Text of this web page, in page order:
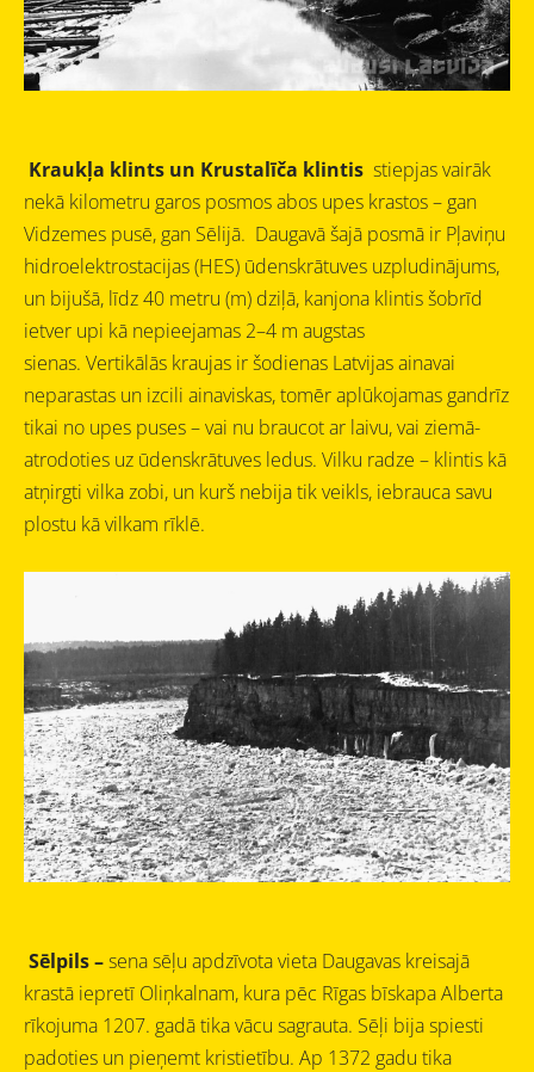
Kraukļa klints un Krustalīča klintis stiepjas vairāk
nekā kilometru garos posmos abos upes krastos – gan
Vidzemes pusē, gan Sēlijā. Daugavā šajā posmā ir Pļaviņu
hidroelektrostacijas (HES) ūdenskrātuves uzpludinājums,
un bijušā, līdz 40 metru (m) dziļā, kanjona klintis šobrīd
ietver upi kā nepieejamas 2–4 m augstas
sienas. Vertikālās kraujas ir šodienas Latvijas ainavai
neparastas un izcili ainaviskas, tomēr aplūkojamas gandrīz
tikai no upes puses – vai nu braucot ar laivu, vai ziemā-
atrodoties uz ūdenskrātuves ledus. Vilku radze – klintis kā
atņirgti vilka zobi, un kurš nebija tik veikls, iebrauca savu
plostu kā vilkam rīklē.
Sēlpils –sena sēļu apdzīvota vieta Daugavas kreisajā
krastā iepretī Oliņkalnam, kura pēc Rīgas bīskapa Alberta
rīkojuma 1207. gadā tika vācu sagrauta. Sēļi bija spiesti
padoties un pieņemt kristietību. Ap 1372 gadu tika